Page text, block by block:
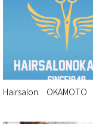
Hairsalon OKAMOTO